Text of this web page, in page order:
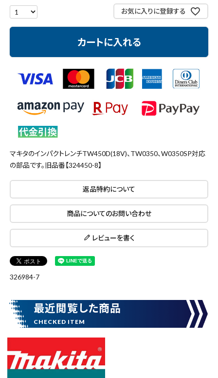
収納・腰袋・ワーク用品
現場安全・運搬
金物・現場資材
コンテンツ
ガイドライン
キーワードから探す
search
腰袋 バンスト展示品
お気に入りに登録する
カートに入れる
マキタのインパクトレンチTW450D(18V)、TW0350、W0350SP対応
の部品です。旧品番【324450-8】
返品特約について
商品についてのお問い合わせ
レビューを書く
326984-7
最近閲覧した商品